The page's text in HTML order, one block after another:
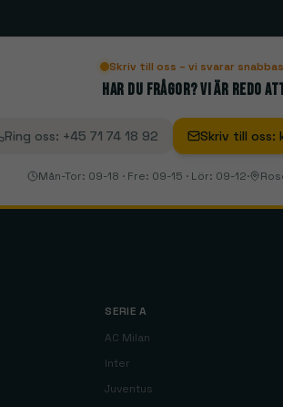
Skriv till oss – vi svarar
Har du frågor? Vi är redo
Ring oss: +45 71 74 18 92 Skriv till oss:
Mån-Tor: 09-18 · Fre: 09-15 · Lör: 09-12·
SERIE A
AC Milan
Inter
Juventus